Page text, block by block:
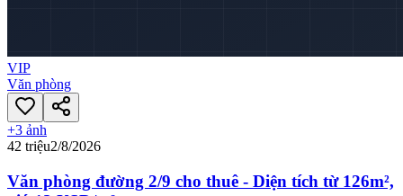
VIP
Văn phòng
+3 ảnh
42 triệu2/8/2026
Văn phòng đường 2/9 cho thuê - Diện tích từ 126m²,